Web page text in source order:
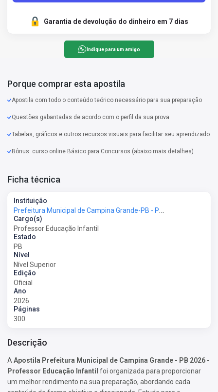
Garantia de devolução do dinheiro em 7 dias
Indique para um amigo
Porque comprar esta apostila
Apostila com todo o conteúdo teórico necessário para sua preparação
Questões gabaritadas de acordo com o perfil da sua prova
Tabelas, gráficos e outros recursos visuais para facilitar seu aprendizado
Bônus: curso online Básico para Concursos (abaixo mais detalhes)
Ficha técnica
Instituição
Prefeitura Municipal de Campina Grande-PB - Prefeitura de Campina Grande-PB
Cargo(s)
Professor Educação Infantil
Estado
PB
Nível
Nível Superior
Edição
Oficial
Ano
2026
Páginas
300
Descrição
A Apostila Prefeitura Municipal de Campina Grande - PB 2026 -
Professor Educação Infantil foi organizada para proporcionar
um melhor rendimento na sua preparação, abordando cada